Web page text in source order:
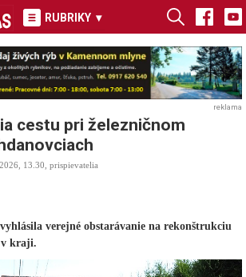
RUBRIKY ▾
reklama
cestu pri železničnom
13.30, prispievatelia
verejné obstarávanie na rekonštrukciu
v kraji.